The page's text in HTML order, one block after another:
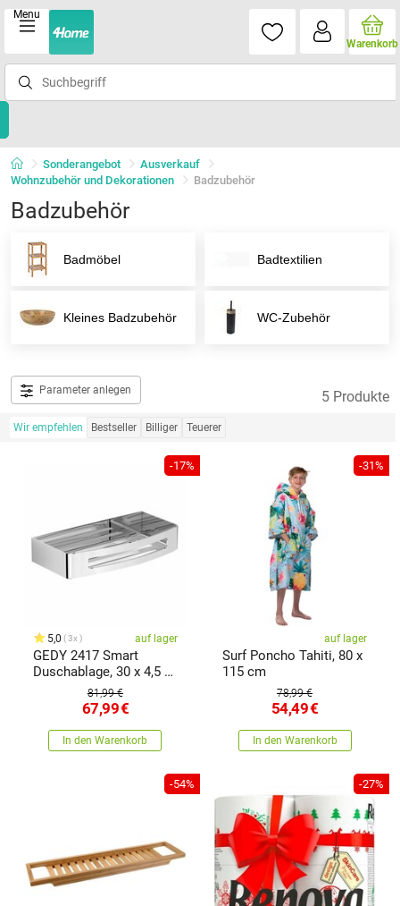
Menu
Warenkorb
Sonderangebot
Ausverkauf
Wohnzubehör und Dekorationen
Badzubehör
Badzubehör
Badmöbel Badtextilien
Kleines Badzubehör WC-Zubehör
Parameter anlegen 5 Produkte
Wir empfehlen Bestseller Billiger Teuerer
-17%
5,0 3x auf lager
GEDY 2417 Smart
Duschablage, 30 x 4,5 x
12,8 cm, polierter
Edelstahl
81,99 €
67,99€
In den Warenkorb
-31%
auf lager
Surf Poncho Tahiti, 80 x
115 cm
78,99 €
54,49€
In den Warenkorb
-54% -27%